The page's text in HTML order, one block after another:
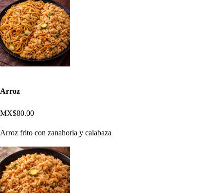
Arroz
MX$80.00
Arroz frito con zanahoria y calabaza